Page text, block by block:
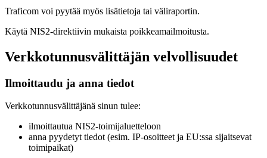
Traficom voi pyytää myös lisätietoja tai väliraportin.
Käytä NIS2-direktiivin mukaista poikkeamailmoitusta.
Verkkotunnusvälittäjän velvollisuudet
Ilmoittaudu ja anna tiedot
Verkkotunnusvälittäjänä sinun tulee:
ilmoittautua NIS2-toimijaluetteloon
anna pyydetyt tiedot (esim. IP-osoitteet ja EU:ssa sijaitsevat
toimipaikat)